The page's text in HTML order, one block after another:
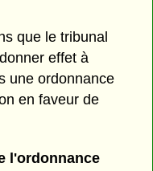
que le tribunal
effet à
une ordonnance
en faveur de
l'ordonnance